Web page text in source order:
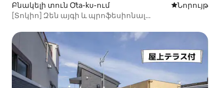
Բնակելի տուն Ōta-ku-ում Մնալու նոր
Նորույթ
[Տոկիո] Զեն այգի և պրոֆեսիոնալ
մարզասրահ